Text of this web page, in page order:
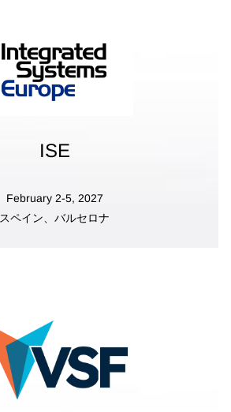
ISE
February 2-5, 2027
スペイン、バルセロナ